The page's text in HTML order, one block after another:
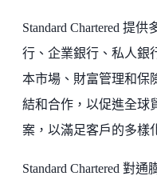
Standard Chartered 提
行、企業銀行、私人銀
本市場、財富管理和保
結和合作，以促進全球
案，以滿足客戶的多樣
Standard Chartered 對